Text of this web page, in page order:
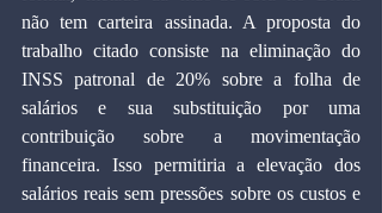
não tem carteira assinada. A proposta do
trabalho citado consiste na eliminação do
INSS patronal de 20% sobre a folha de
salários e sua substituição por uma
contribuição sobre a movimentação
financeira. Isso permitiria a elevação dos
salários reais sem pressões sobre os custos e